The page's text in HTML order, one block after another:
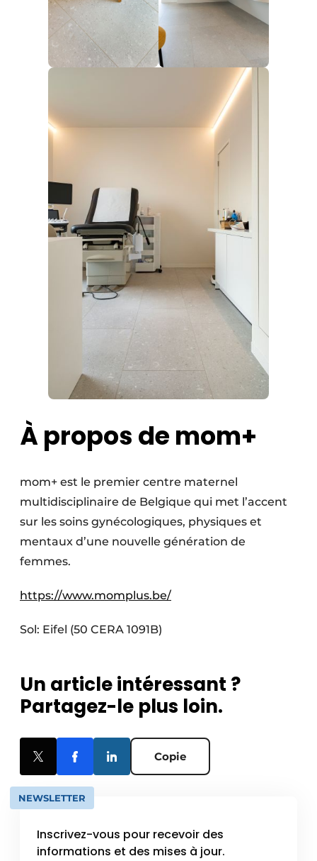
À propos de mom+
mom+ est le premier centre maternel
multidisciplinaire de Belgique qui met l’accent
sur les soins gynécologiques, physiques et
mentaux d’une nouvelle génération de
femmes.
https://www.momplus.be/
Sol: Eifel (50 CERA 1091B)
Un article intéressant ?
Partagez-le plus loin.
Copie
NEWSLETTER
Inscrivez-vous pour recevoir des
informations et des mises à jour.